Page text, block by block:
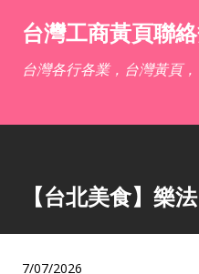
跳到
台灣工商黃頁聯
台灣各行各業，台灣黃頁，
【台北美食】樂
7/07/2026